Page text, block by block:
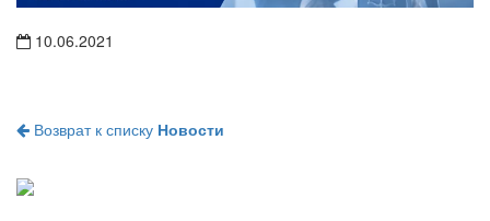
10.06.2021
Возврат к списку Новости